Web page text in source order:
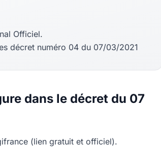
Officiel.
décret numéro 04 du 07/03/2021
dans le décret du 07
(lien gratuit et officiel).